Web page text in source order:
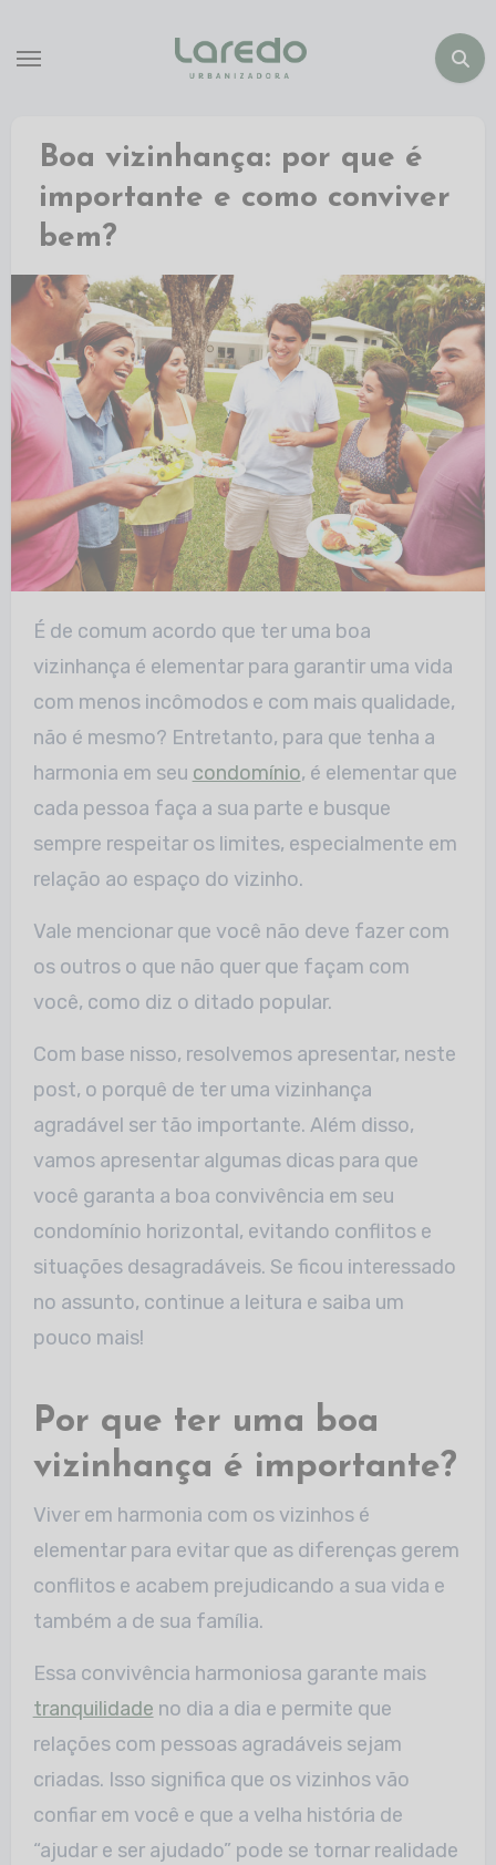
Boa vizinhança: por que é
importante e como conviver
bem?
É de comum acordo que ter uma boa
vizinhança é elementar para garantir uma vida
com menos incômodos e com mais qualidade,
não é mesmo? Entretanto, para que tenha a
harmonia em seu condomínio, é elementar que
cada pessoa faça a sua parte e busque
sempre respeitar os limites, especialmente em
relação ao espaço do vizinho.
Vale mencionar que você não deve fazer com
os outros o que não quer que façam com
você, como diz o ditado popular.
Com base nisso, resolvemos apresentar, neste
post, o porquê de ter uma vizinhança
agradável ser tão importante. Além disso,
vamos apresentar algumas dicas para que
você garanta a boa convivência em seu
condomínio horizontal, evitando conflitos e
situações desagradáveis. Se ficou interessado
no assunto, continue a leitura e saiba um
pouco mais!
Por que ter uma boa
vizinhança é importante?
Viver em harmonia com os vizinhos é
elementar para evitar que as diferenças gerem
conflitos e acabem prejudicando a sua vida e
também a de sua família.
Essa convivência harmoniosa garante mais
tranquilidade no dia a dia e permite que
relações com pessoas agradáveis sejam
criadas. Isso significa que os vizinhos vão
confiar em você e que a velha história de
“ajudar e ser ajudado” pode se tornar realidade